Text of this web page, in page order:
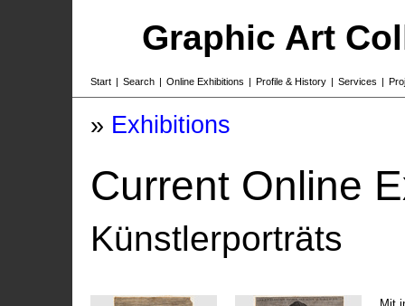
Graphic Art
Start | Search | Online Exhibitions | Profile & History | Services |
» Exhibitions
Current Online
Künstlerporträts